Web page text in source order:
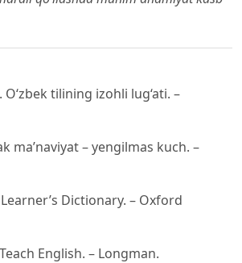
tilining izohli lug‘ati. –
ma’naviyat – yengilmas kuch. –
Dictionary. – Oxford
English. – Longman.